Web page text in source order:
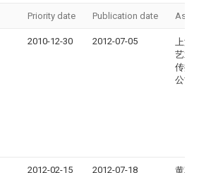
Priority date Publication date
2010-12-30 2012-07-05
上海
艺术
传播
公司
2012-02-15 2012-07-18 黄革